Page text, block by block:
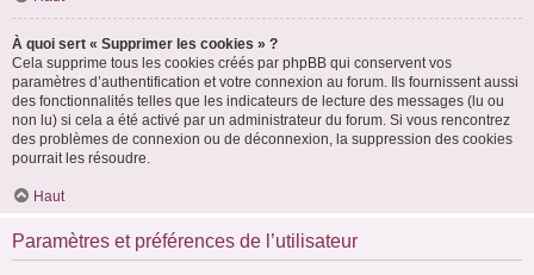
À quoi sert « Supprimer les cookies » ?
Cela supprime tous les cookies créés par phpBB qui conservent vos
paramètres d’authentification et votre connexion au forum. Ils fournissent aussi
des fonctionnalités telles que les indicateurs de lecture des messages (lu ou
non lu) si cela a été activé par un administrateur du forum. Si vous rencontrez
des problèmes de connexion ou de déconnexion, la suppression des cookies
pourrait les résoudre.
Haut
Paramètres et préférences de l’utilisateur